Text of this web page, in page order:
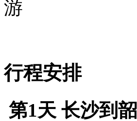
行程安排
第1天 长沙到